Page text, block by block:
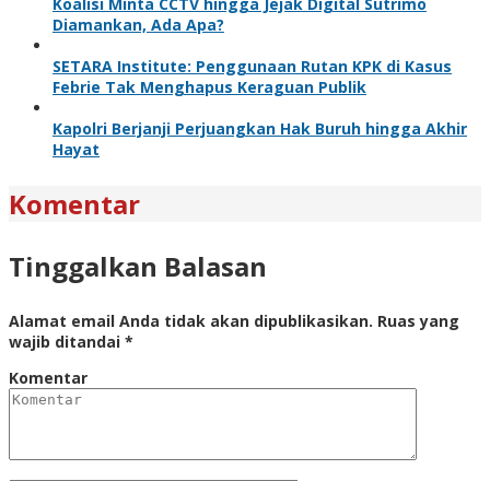
Diamankan, Ada Apa?
SETARA Institute: Penggunaan Rutan KPK di Kasus
Febrie Tak Menghapus Keraguan Publik
Kapolri Berjanji Perjuangkan Hak Buruh hingga Akhir
Hayat
Komentar
Tinggalkan Balasan
Alamat email Anda tidak akan dipublikasikan. Ruas yang
wajib ditandai *
Komentar